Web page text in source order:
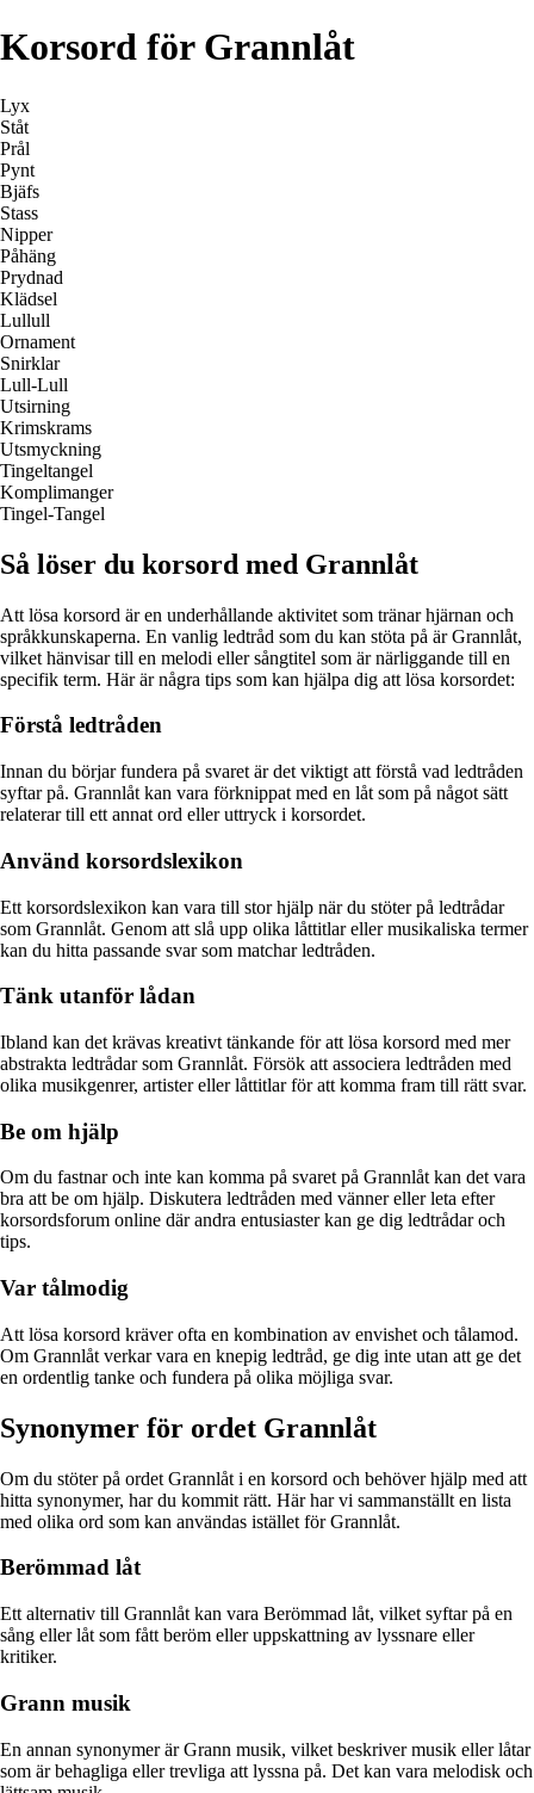
Korsord för Grannlåt
Lyx
Ståt
Prål
Pynt
Bjäfs
Stass
Nipper
Påhäng
Prydnad
Klädsel
Lullull
Ornament
Snirklar
Lull-Lull
Utsirning
Krimskrams
Utsmyckning
Tingeltangel
Komplimanger
Tingel-Tangel
Så löser du korsord med Grannlåt
Att lösa korsord är en underhållande aktivitet som tränar hjärnan och
språkkunskaperna. En vanlig ledtråd som du kan stöta på är Grannlåt,
vilket hänvisar till en melodi eller sångtitel som är närliggande till en
specifik term. Här är några tips som kan hjälpa dig att lösa korsordet:
Förstå ledtråden
Innan du börjar fundera på svaret är det viktigt att förstå vad ledtråden
syftar på. Grannlåt kan vara förknippat med en låt som på något sätt
relaterar till ett annat ord eller uttryck i korsordet.
Använd korsordslexikon
Ett korsordslexikon kan vara till stor hjälp när du stöter på ledtrådar
som Grannlåt. Genom att slå upp olika låttitlar eller musikaliska termer
kan du hitta passande svar som matchar ledtråden.
Tänk utanför lådan
Ibland kan det krävas kreativt tänkande för att lösa korsord med mer
abstrakta ledtrådar som Grannlåt. Försök att associera ledtråden med
olika musikgenrer, artister eller låttitlar för att komma fram till rätt svar.
Be om hjälp
Om du fastnar och inte kan komma på svaret på Grannlåt kan det vara
bra att be om hjälp. Diskutera ledtråden med vänner eller leta efter
korsordsforum online där andra entusiaster kan ge dig ledtrådar och
tips.
Var tålmodig
Att lösa korsord kräver ofta en kombination av envishet och tålamod.
Om Grannlåt verkar vara en knepig ledtråd, ge dig inte utan att ge det
en ordentlig tanke och fundera på olika möjliga svar.
Synonymer för ordet Grannlåt
Om du stöter på ordet Grannlåt i en korsord och behöver hjälp med att
hitta synonymer, har du kommit rätt. Här har vi sammanställt en lista
med olika ord som kan användas istället för Grannlåt.
Berömmad låt
Ett alternativ till Grannlåt kan vara Berömmad låt, vilket syftar på en
sång eller låt som fått beröm eller uppskattning av lyssnare eller
kritiker.
Grann musik
En annan synonymer är Grann musik, vilket beskriver musik eller låtar
som är behagliga eller trevliga att lyssna på. Det kan vara melodisk och